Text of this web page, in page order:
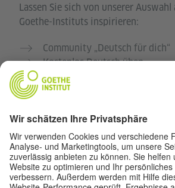
Lassen Sie sich von unserer Auswahl
Goethe-Instituts inspirieren:
Community „Deutsch für dich“
Kostenlos Deutsch üben
Deutschkurse des Goethe-
Lehrkräfteportal
Datenschutz und Barrierefreiheit
Diese Website soll für möglichst